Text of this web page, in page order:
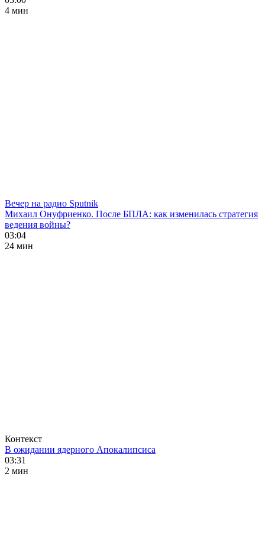
4 мин
Вечер на радио Sputnik
Михаил Онуфриенко. После БПЛА: как изменилась стратегия
ведения войны?
03:04
24 мин
Контекст
В ожидании ядерного Апокалипсиса
03:31
2 мин